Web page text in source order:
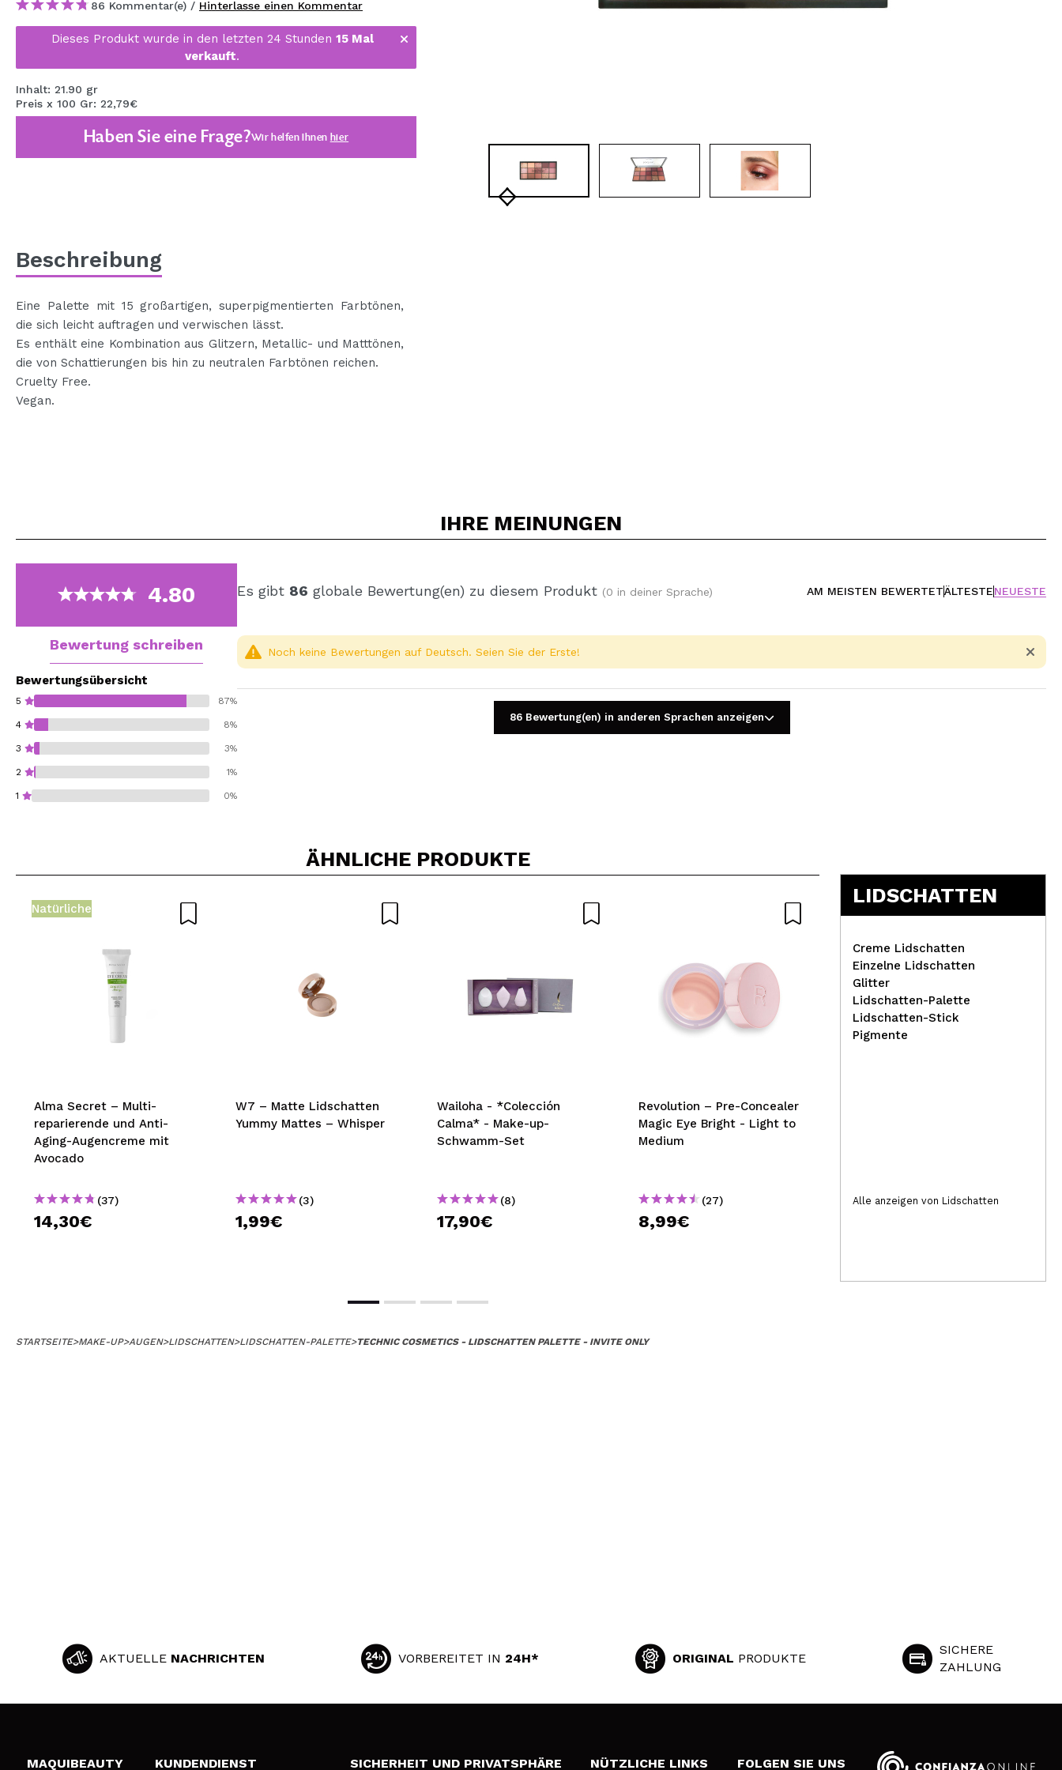
KOREA ZONE
TRAVEL SIZE
NATURE
SPECIALS
BALD VERFÜGBAR
bisherigen Vorgänge einsehen.
86 Kommentar(e) / Hinterlasse einen Kommentar
Dieses Produkt wurde in den letzten 24 Stunden 15 Mal
verkauft.
Inhalt: 21.90 gr
Preis x 100 Gr: 22,79€
Haben Sie eine Frage?Wir helfen Ihnen hier
Beschreibung
Eine Palette mit 15 großartigen, superpigmentierten Farbtönen,
die sich leicht auftragen und verwischen lässt.
Es enthält eine Kombination aus Glitzern, Metallic- und Matttönen,
die von Schattierungen bis hin zu neutralen Farbtönen reichen.
Cruelty Free.
Vegan.
IHRE MEINUNGEN
4.80
Bewertung schreiben
Bewertungsübersicht
5 87%
4 8%
3 3%
2 1%
1 0%
Es gibt 86 globale Bewertung(en) zu diesem Produkt (0 in deiner Sprache) AM MEISTEN BEWERTETÄLTESTENEUESTE
Noch keine Bewertungen auf Deutsch. Seien Sie der Erste!
86 Bewertung(en) in anderen Sprachen anzeigen
ÄHNLICHE PRODUKTE
Natürliche
Alma Secret – Multi-
reparierende und Anti-
Aging-Augencreme mit
Avocado
(37)
14,30€
W7 – Matte Lidschatten
Yummy Mattes – Whisper
(3)
1,99€
Wailoha - *Colección
Calma* - Make-up-
Schwamm-Set
(8)
17,90€
Revolution – Pre-Concealer
Magic Eye Bright - Light to
Medium
(27)
8,99€
Claresa - Semi-
permanenter Nagellack
(2)
LIDSCHATTEN
Creme Lidschatten
Einzelne Lidschatten
Glitter
Lidschatten-Palette
Lidschatten-Stick
Pigmente
Alle anzeigen von Lidschatten
STARTSEITE>MAKE-UP>AUGEN>LIDSCHATTEN>LIDSCHATTEN-PALETTE>TECHNIC COSMETICS - LIDSCHATTEN PALETTE - INVITE ONLY
AKTUELLE NACHRICHTEN VORBEREITET IN 24H* ORIGINAL PRODUKTE
SICHERE
ZAHLUNG
MAQUIBEAUTY KUNDENDIENST SICHERHEIT UND PRIVATSPHÄRE NÜTZLICHE LINKS FOLGEN SIE UNS